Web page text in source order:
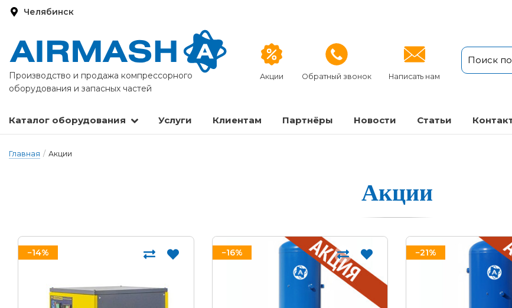
Челябинск
Производство и продажа компрессорного
оборудования и запасных частей
Акции Обратный звонок Написать нам
Каталог оборудования Услуги Клиентам Партнёры Новости Статьи
Главная / Акции
Акции
−14% −16% −21%